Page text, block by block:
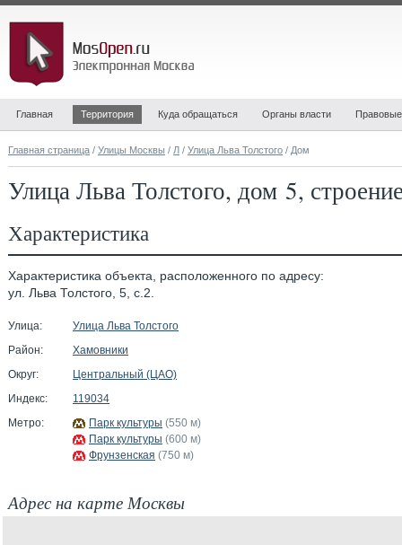
Главная Территория Куда обращаться Органы власти
Главная страница / Улицы Москвы / Л / Улица Льва Толстого / Дом
Улица Льва Толстого, дом 5,
Характеристика
Характеристика объекта, расположенного по адресу:
ул. Льва Толстого, 5, с.2.
Улица:
Улица Льва Толстого
Район:
Хамовники
Округ:
Центральный (ЦАО)
Индекс:
119034
Метро:
Парк культуры (550 м)
Парк культуры (600 м)
Фрунзенская (750 м)
Адрес на карте Москвы